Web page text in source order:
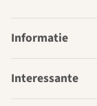
Informatie
Interessante